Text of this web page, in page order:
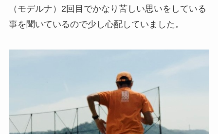
（モデルナ）2回目でかなり苦しい思いをしている
事を聞いているので少し心配していました。